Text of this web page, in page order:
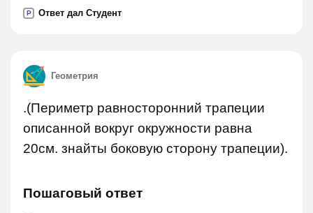
P Ответ дал Студент
Геометрия
.(Периметр равносторонний трапеции
описанной вокруг окружности равна
20см. знайты боковую сторону трапеции).
Пошаговый ответ